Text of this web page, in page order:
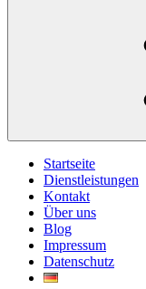
Startseite
Dienstleistungen
Kontakt
Über uns
Blog
Impressum
Datenschutz